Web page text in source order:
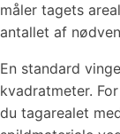
måler tagets
antallet af
En standard
kvadratmeter.
du tagarealet